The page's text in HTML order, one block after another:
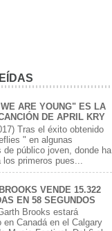
ARE YOUNG" ES LA
DE APRIL KRY
Tras el éxito obtenido
" en algunas
de público joven, donde ha
los primeros pues...
VENDE 15.322
EN 58 SEGUNDOS
Brooks estará
en Canadá en el Calgary